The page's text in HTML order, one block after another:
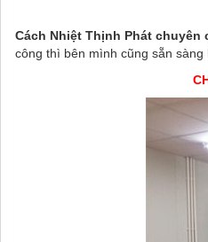
Cách Nhiệt Thịnh Phát
công thì bên mình cũng sẵn